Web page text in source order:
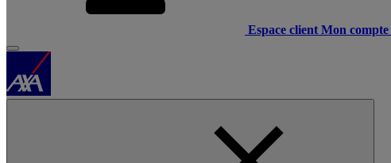
Espace client Mon compte